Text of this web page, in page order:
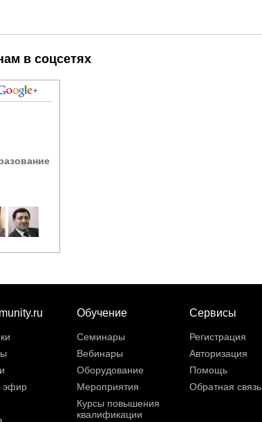
в соцсетях
эфир
Обучение
Семинары
Вебинары
Оборудование
Мероприятия
Курсы повышения
квалификации
Сервисы
Регистрация
Авторизация
Помощь
Обратная связь